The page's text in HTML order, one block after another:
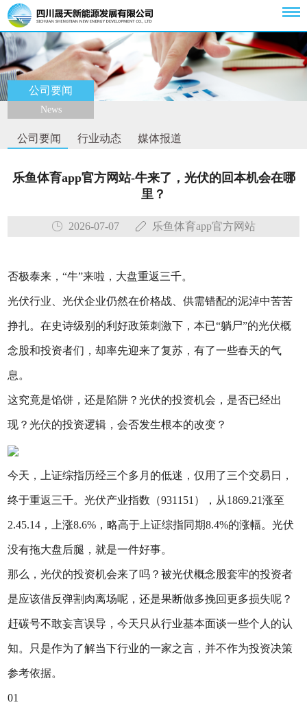
公司要闻
News
公司要闻 行业动态 媒体报道
乐鱼体育app官方网站-牛来了，光伏的回本机会在哪
里？
2026-07-07 乐鱼体育app官方网站
否极泰来，“牛”来啦，大盘重返三千。
光伏行业、光伏企业仍然在价格战、供需错配的泥淖中苦苦
挣扎。在史诗级别的利好政策刺激下，本已“躺尸”的光伏概
念股和投资者们，却率先迎来了复苏，有了一些春天的气
息。
这究竟是馅饼，还是陷阱？光伏的投资机会，是否已经出
现？光伏的投资逻辑，会否发生根本的改变？
今天，上证综指历经三个多月的低迷，仅用了三个交易日，
终于重返三千。光伏产业指数（931151），从1869.21涨至
2.45.14，上涨8.6%，略高于上证综指同期8.4%的涨幅。光伏
没有拖大盘后腿，就是一件好事。
那么，光伏的投资机会来了吗？被光伏概念股套牢的投资者
是应该借反弹割肉离场呢，还是果断做多挽回更多损失呢？
赶碳号不敢妄言误导，今天只从行业基本面谈一些个人的认
知。只是作为了解当下行业的一家之言，并不作为投资决策
参考依据。
01